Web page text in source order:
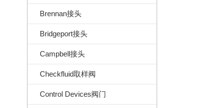
Brennan接头
Bridgeport接头
Campbell接头
Checkfluid取样阀
Control Devices阀门